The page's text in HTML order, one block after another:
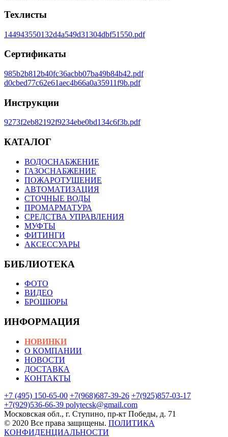
Техлисты
144943550132d4a549d31304dbf51550.pdf
Сертификаты
985b2b812b40fc36acbb07ba49b84b42.pdf
d0cbed77c62e61aec4b66a0a35911f9b.pdf
Инструкции
9273f2eb82192f9234ebe0bd134c6f3b.pdf
КАТАЛОГ
ВОДОСНАБЖЕНИЕ
ГАЗОСНАБЖЕНИЕ
ПОЖАРОТУШЕНИЕ
АВТОМАТИЗАЦИЯ
СТОЧНЫЕ ВОДЫ
ПРОМАРМАТУРА
СРЕДСТВА УПРАВЛЕНИЯ
МУФТЫ
ФИТИНГИ
АКСЕССУАРЫ
БИБЛИОТЕКА
ФОТО
ВИДЕО
БРОШЮРЫ
ИНФОРМАЦИЯ
НОВИНКИ
О КОМПАНИИ
НОВОСТИ
ДОСТАВКА
КОНТАКТЫ
+7 (495) 150-65-00 +7(968)687-39-26 +7(925)857-03-17
+7(929)536-66-39 polytecsk@gmail.com
Московская обл., г. Ступино, пр-кт Победы, д. 71
© 2020 Все права защищены. ПОЛИТИКА
КОНФИДЕНЦИАЛЬНОСТИ